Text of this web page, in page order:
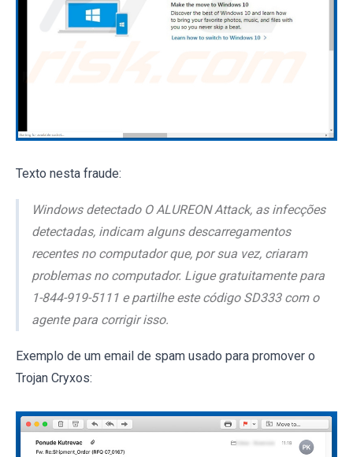
Texto nesta fraude:
Windows detectado O ALUREON Attack, as infecções
detectadas, indicam alguns descarregamentos
recentes no computador que, por sua vez, criaram
problemas no computador. Ligue gratuitamente para
1-844-919-5111 e partilhe este código SD333 com o
agente para corrigir isso.
Exemplo de um email de spam usado para promover o
Trojan Cryxos: